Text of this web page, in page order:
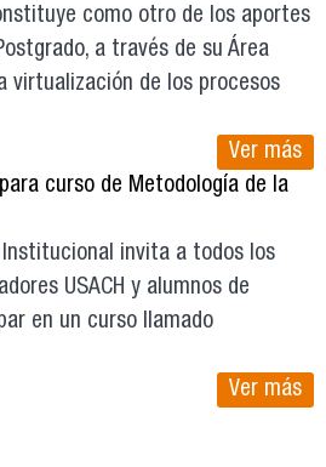
como otro de los aportes
a través de su Área
virtualización de los procesos
Ver más
curso de Metodología de la
invita a todos los
USACH y alumnos de
en un curso llamado
Ver más